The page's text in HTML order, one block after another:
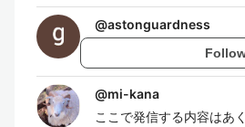
@astonguardness
@mi-kana
ここで発信する内容はあ